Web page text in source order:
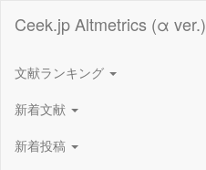
Ceek.jp Altmetrics (α ver.)
文献ランキング
新着文献
新着投稿